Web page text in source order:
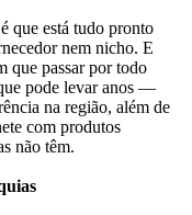
que está tudo pronto
nem nicho. E
que passar por todo
pode levar anos —
na região, além de
com produtos
não têm.